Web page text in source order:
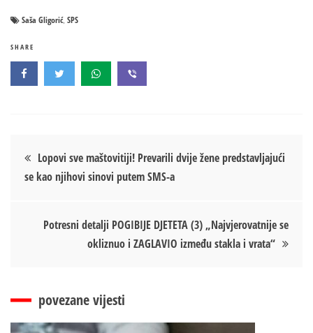
Saša Gligorić, SPS
SHARE
Кретање
чланка
Lopovi sve maštovitiji! Prevarili dvije žene predstavljajući
se kao njihovi sinovi putem SMS-a
Potresni detalji POGIBIJE DJETETA (3) „Najvjerovatnije se
okliznuo i ZAGLAVIO između stakla i vrata“
povezane vijesti